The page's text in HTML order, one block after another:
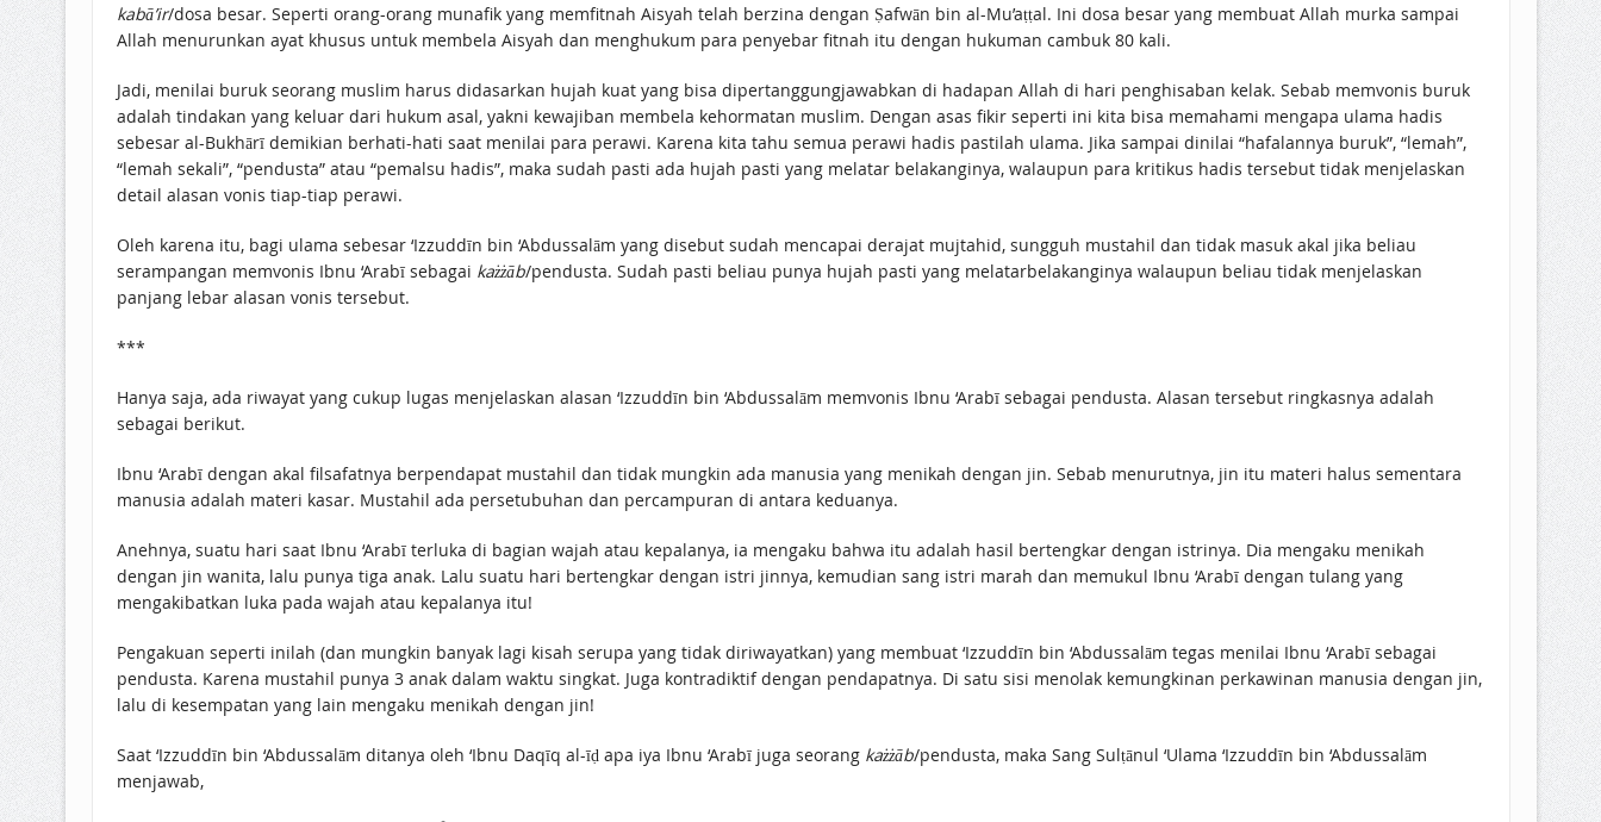
kabā’ir/dosa besar. Seperti orang-orang munafik yang memfitnah Aisyah telah berzina dengan Ṣafwān bin al-Mu’aṭṭal. Ini dosa besar yang membuat Allah murka sampai
Allah menurunkan ayat khusus untuk membela Aisyah dan menghukum para penyebar fitnah itu dengan hukuman cambuk 80 kali.
Jadi, menilai buruk seorang muslim harus didasarkan hujah kuat yang bisa dipertanggungjawabkan di hadapan Allah di hari penghisaban kelak. Sebab memvonis buruk
adalah tindakan yang keluar dari hukum asal, yakni kewajiban membela kehormatan muslim. Dengan asas fikir seperti ini kita bisa memahami mengapa ulama hadis
sebesar al-Bukhārī demikian berhati-hati saat menilai para perawi. Karena kita tahu semua perawi hadis pastilah ulama. Jika sampai dinilai “hafalannya buruk”, “lemah”,
“lemah sekali”, “pendusta” atau “pemalsu hadis”, maka sudah pasti ada hujah pasti yang melatar belakanginya, walaupun para kritikus hadis tersebut tidak menjelaskan
detail alasan vonis tiap-tiap perawi.
Oleh karena itu, bagi ulama sebesar ‘Izzuddīn bin ‘Abdussalām yang disebut sudah mencapai derajat mujtahid, sungguh mustahil dan tidak masuk akal jika beliau
serampangan memvonis Ibnu ‘Arabī sebagai każżāb/pendusta. Sudah pasti beliau punya hujah pasti yang melatarbelakanginya walaupun beliau tidak menjelaskan
panjang lebar alasan vonis tersebut.
***
Hanya saja, ada riwayat yang cukup lugas menjelaskan alasan ‘Izzuddīn bin ‘Abdussalām memvonis Ibnu ‘Arabī sebagai pendusta. Alasan tersebut ringkasnya adalah
sebagai berikut.
Ibnu ‘Arabī dengan akal filsafatnya berpendapat mustahil dan tidak mungkin ada manusia yang menikah dengan jin. Sebab menurutnya, jin itu materi halus sementara
manusia adalah materi kasar. Mustahil ada persetubuhan dan percampuran di antara keduanya.
Anehnya, suatu hari saat Ibnu ‘Arabī terluka di bagian wajah atau kepalanya, ia mengaku bahwa itu adalah hasil bertengkar dengan istrinya. Dia mengaku menikah
dengan jin wanita, lalu punya tiga anak. Lalu suatu hari bertengkar dengan istri jinnya, kemudian sang istri marah dan memukul Ibnu ‘Arabī dengan tulang yang
mengakibatkan luka pada wajah atau kepalanya itu!
Pengakuan seperti inilah (dan mungkin banyak lagi kisah serupa yang tidak diriwayatkan) yang membuat ‘Izzuddīn bin ‘Abdussalām tegas menilai Ibnu ‘Arabī sebagai
pendusta. Karena mustahil punya 3 anak dalam waktu singkat. Juga kontradiktif dengan pendapatnya. Di satu sisi menolak kemungkinan perkawinan manusia dengan jin,
lalu di kesempatan yang lain mengaku menikah dengan jin!
Saat ‘Izzuddīn bin ‘Abdussalām ditanya oleh ‘Ibnu Daqīq al-īḍ apa iya Ibnu ‘Arabī juga seorang każżāb/pendusta, maka Sang Sulṭānul ‘Ulama ‘Izzuddīn bin ‘Abdussalām
menjawab,